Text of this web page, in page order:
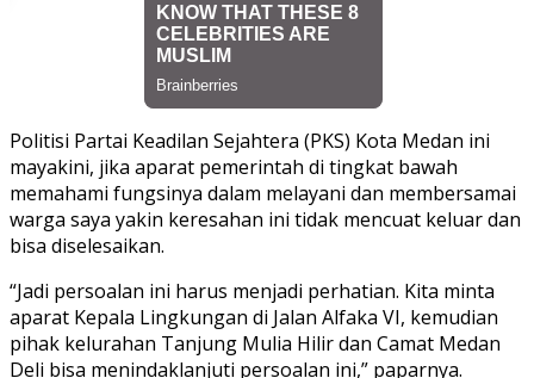
Politisi Partai Keadilan Sejahtera (PKS) Kota Medan ini
mayakini, jika aparat pemerintah di tingkat bawah
memahami fungsinya dalam melayani dan membersamai
warga saya yakin keresahan ini tidak mencuat keluar dan
bisa diselesaikan.
“Jadi persoalan ini harus menjadi perhatian. Kita minta
aparat Kepala Lingkungan di Jalan Alfaka VI, kemudian
pihak kelurahan Tanjung Mulia Hilir dan Camat Medan
Deli bisa menindaklanjuti persoalan ini,” paparnya.